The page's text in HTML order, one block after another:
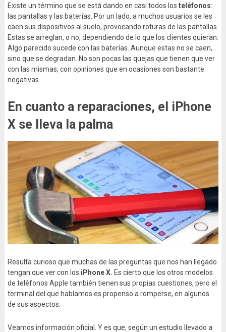
Existe un término que se está dando en casi todos los teléfonos:
las pantallas y las baterías. Por un lado, a muchos usuarios se les
caen sus dispositivos al suelo, provocando roturas de las pantallas.
Estas se arreglan, o no, dependiendo de lo que los clientes quieran.
Algo parecido sucede con las baterías. Aunque estas no se caen,
sino que se degradan. No son pocas las quejas que tienen que ver
con las mismas, con opiniones que en ocasiones son bastante
negativas.
En cuanto a reparaciones, el iPhone
X se lleva la palma
Resulta curioso que muchas de las preguntas que nos han llegado
tengan que ver con los iPhone X. Es cierto que los otros modelos
de teléfonos Apple también tienen sus propias cuestiones, pero el
terminal del que hablamos es propenso a romperse, en algunos
de sus aspectos.
Veamos información oficial. Y es que, según un estudio llevado a